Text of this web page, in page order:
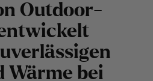
Outdoor-
Wärme bei